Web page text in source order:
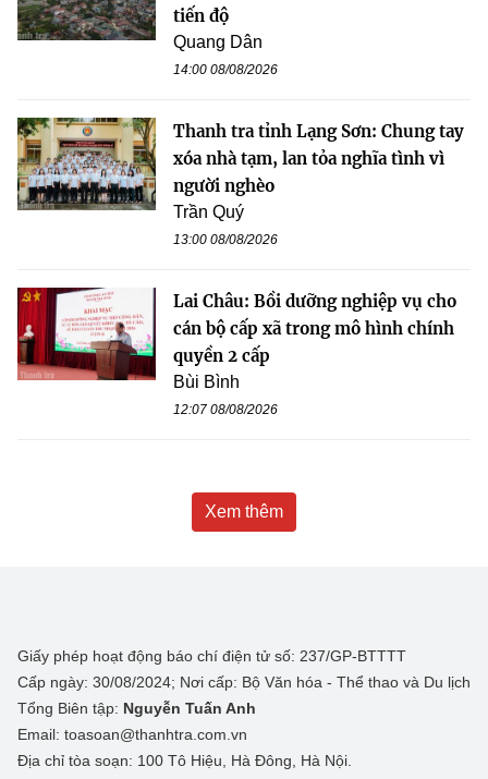
tiến độ
Quang Dân
14:00 08/08/2026
Thanh tra tỉnh Lạng Sơn: Chung tay
xóa nhà tạm, lan tỏa nghĩa tình vì
người nghèo
Trần Quý
13:00 08/08/2026
Lai Châu: Bồi dưỡng nghiệp vụ cho
cán bộ cấp xã trong mô hình chính
quyền 2 cấp
Bùi Bình
12:07 08/08/2026
Xem thêm
Giấy phép hoạt động báo chí điện tử số: 237/GP-BTTTT
Cấp ngày: 30/08/2024; Nơi cấp: Bộ Văn hóa - Thể thao và Du lịch
Tổng Biên tập: Nguyễn Tuấn Anh
Email: toasoan@thanhtra.com.vn
Địa chỉ tòa soạn: 100 Tô Hiệu, Hà Đông, Hà Nội.